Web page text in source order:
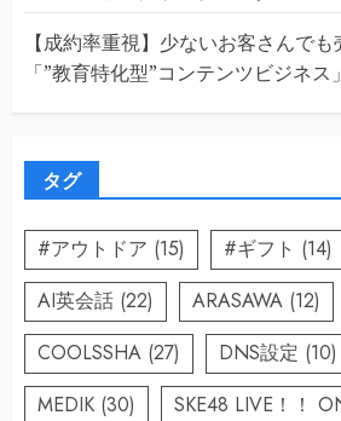
【成約率重視】少ないお客さんで
「”教育特化型”コンテンツビジネス」
タグ
#アウトドア (15) #ギフト (14)
AI英会話 (22) ARASAWA (12)
COOLSSHA (27) DNS設定 (10)
MEDIK (30) SKE48 LIVE！！